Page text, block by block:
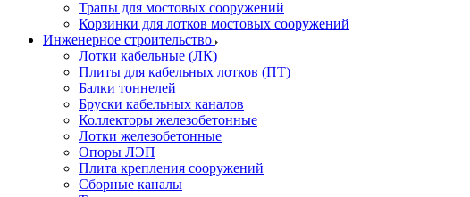
Трапы для мостовых сооружений
Корзинки для лотков мостовых сооружений
Инженерное строительство
Лотки кабельные (ЛК)
Плиты для кабельных лотков (ПТ)
Балки тоннелей
Бруски кабельных каналов
Коллекторы железобетонные
Лотки железобетонные
Опоры ЛЭП
Плита крепления сооружений
Сборные каналы